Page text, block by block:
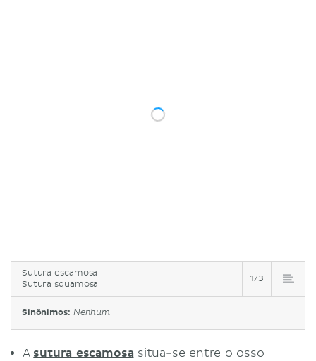
Sutura escamosa
Sutura squamosa
1/3
Sinônimos: Nenhum
A sutura escamosa situa-se entre o osso